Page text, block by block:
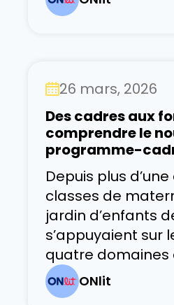
gestes et les
favorisent le
vocabulaire, des
compétences en
qui soutiendront
26 mars, 2026
Des cadres aux
comprendre le
programme-
maternelle et du
de l’Ontario 2026
Depuis plus
classes de
jardin d’enfants
s’appuyaient sur
quatre domaines
de 2016. Cette
marquée par
ONlit